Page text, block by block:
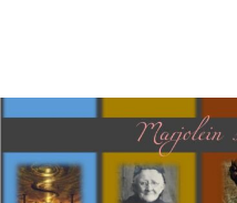
inhoud
schrijft
over